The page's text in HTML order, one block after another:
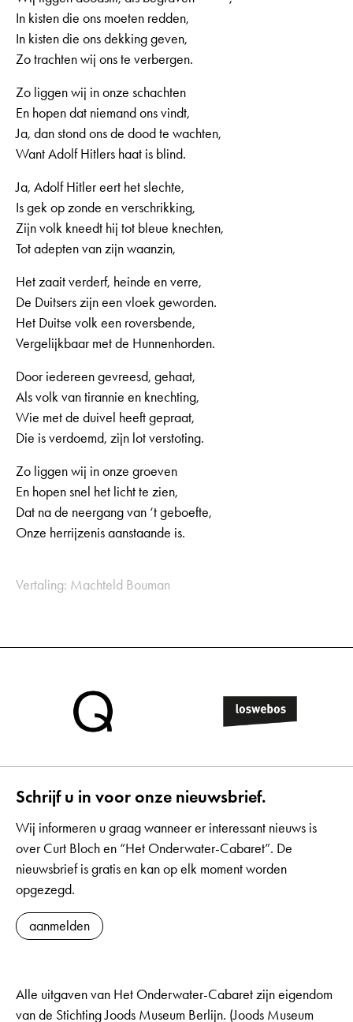
In kisten die ons moeten redden,
In kisten die ons dekking geven,
Zo trachten wij ons te verbergen.
Zo liggen wij in onze schachten
En hopen dat niemand ons vindt,
Ja, dan stond ons de dood te wachten,
Want Adolf Hitlers haat is blind.
Ja, Adolf Hitler eert het slechte,
Is gek op zonde en verschrikking,
Zijn volk kneedt hij tot bleue knechten,
Tot adepten van zijn waanzin,
Het zaait verderf, heinde en verre,
De Duitsers zijn een vloek geworden.
Het Duitse volk een roversbende,
Vergelijkbaar met de Hunnenhorden.
Door iedereen gevreesd, gehaat,
Als volk van tirannie en knechting,
Wie met de duivel heeft gepraat,
Die is verdoemd, zijn lot verstoting.
Zo liggen wij in onze groeven
En hopen snel het licht te zien,
Dat na de neergang van ‘t geboefte,
Onze herrijzenis aanstaande is.
Vertaling: Machteld Bouman
Schrijf u in voor onze nieuwsbrief.
Wij informeren u graag wanneer er interessant nieuws is
over Curt Bloch en “Het Onderwater-Cabaret”. De
nieuwsbrief is gratis en kan op elk moment worden
opgezegd.
aanmelden
Alle uitgaven van Het Onderwater-Cabaret zijn eigendom
van de Stichting Joods Museum Berlijn. (Joods Museum